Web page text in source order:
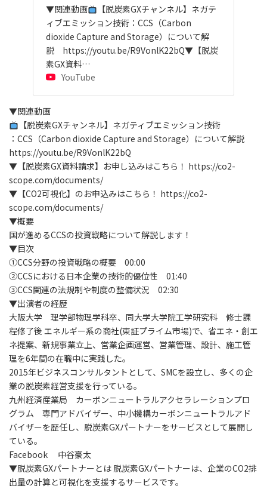
▼関連動画
【脱炭素GXチャンネル】ネガテ
ィブエミッション技術：CCS（Carbon
dioxide Capture and Storage）について解
説 https://youtu.be/R9VonlK22bQ▼【脱炭
素GX資料…
YouTube
▼関連動画
【脱炭素GXチャンネル】ネガティブエミッション技術
：CCS（Carbon dioxide Capture and Storage）について解説
https://youtu.be/R9VonlK22bQ
▼【脱炭素GX資料請求】お申し込みはこちら！ https://co2-
scope.com/documents/
▼【CO2可視化】のお申込みはこちら！ https://co2-
scope.com/documents/
▼概要
国が進めるCCSの投資戦略について解説します！
▼目次
①CCS分野の投資戦略の概要 00:00
②CCSにおける日本企業の技術的優位性 01:40
③CCS関連の法規制や制度の整備状況 02:30
▼出演者の経歴
大阪大学 理学部物理学科卒、同大学大学院工学研究科 修士課
程修了後 エネルギー系の商社(東証プライム市場)で、省エネ・創エ
ネ提案、新規事業立上、営業企画運営、営業管理、設計、施工管
理を6年間の在職中に実践した。
2015年ビジネスコンサルタントとして、SMCを設立し、多くの企
業の脱炭素経営支援を行っている。
九州経済産業局 カーボンニュートラルアクセラレーションプロ
グラム 専門アドバイザー、中小機構カーボンニュートラルアド
バイザーを歴任し、脱炭素GXパートナーをサービスとして展開し
ている。
Facebook 中谷豪太
▼脱炭素GXパートナーとは 脱炭素GXパートナーは、企業のCO2排
出量の計算と可視化を支援するサービスです。